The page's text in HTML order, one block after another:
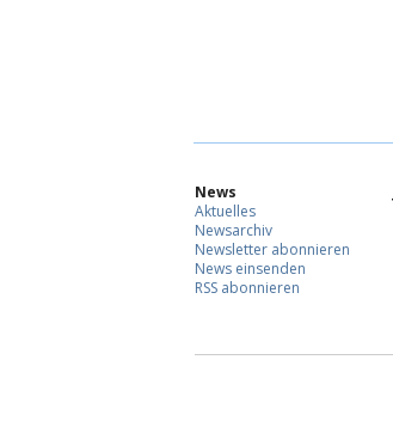
News
Aktuelles
Newsarchiv
Newsletter abonnieren
News einsenden
RSS abonnieren